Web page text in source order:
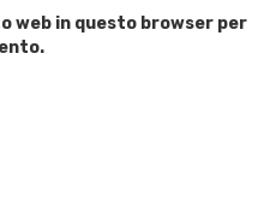
web in questo browser per